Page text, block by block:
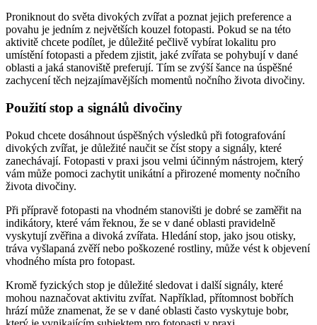
Proniknout do světa divokých zvířat a poznat jejich preference a
povahu je jedním z největších kouzel fotopasti. Pokud se na této
aktivitě chcete podílet, je důležité pečlivě vybírat lokalitu pro
umístění fotopasti a předem zjistit, jaké zvířata se pohybují v dané
oblasti a jaká stanoviště preferují. Tím se zvýší šance na úspěšné
zachycení těch nejzajímavějších momentů nočního života divočiny.
Použití stop a signálů divočiny
Pokud chcete dosáhnout úspěšných výsledků při fotografování
divokých zvířat, je důležité naučit se číst stopy a signály, které
zanechávají. Fotopasti v praxi jsou velmi účinným nástrojem, který
vám může pomoci zachytit unikátní a přirozené momenty nočního
života divočiny.
Při přípravě fotopasti na vhodném stanovišti je dobré se zaměřit na
indikátory, které vám řeknou, že se v dané oblasti pravidelně
vyskytují zvěřina a divoká zvířata. Hledání stop, jako jsou otisky,
tráva vyšlapaná zvěří nebo poškozené rostliny, může vést k objevení
vhodného místa pro fotopast.
Kromě fyzických stop je důležité sledovat i další signály, které
mohou naznačovat aktivitu zvířat. Například, přítomnost bobřích
hrází může znamenat, že se v dané oblasti často vyskytuje bobr,